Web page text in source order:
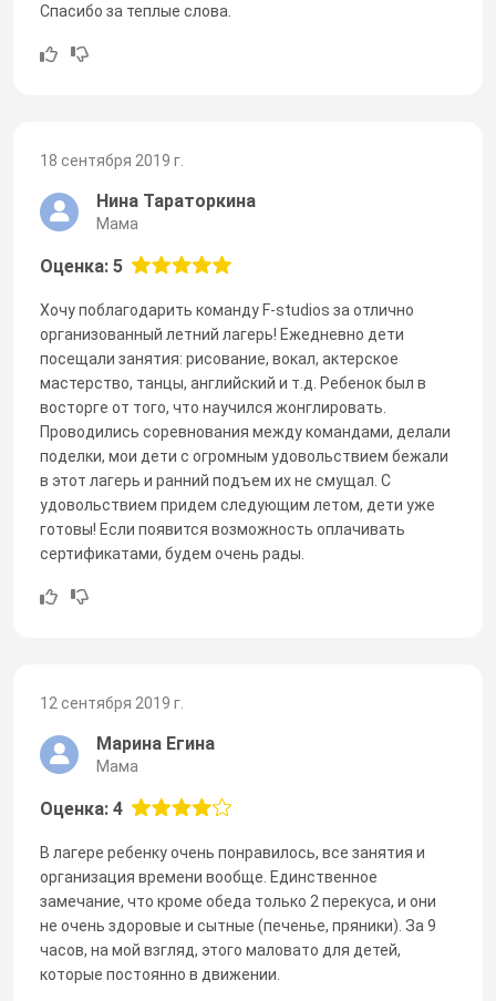
Спасибо за теплые слова.
18 сентября 2019 г.
Нина Тараторкина
Мама
Оценка: 5
Хочу поблагодарить команду F-studios за отлично
организованный летний лагерь! Ежедневно дети
посещали занятия: рисование, вокал, актерское
мастерство, танцы, английский и т.д. Ребенок был в
восторге от того, что научился жонглировать.
Проводились соревнования между командами, делали
поделки, мои дети с огромным удовольствием бежали
в этот лагерь и ранний подъем их не смущал. С
удовольствием придем следующим летом, дети уже
готовы! Если появится возможность оплачивать
сертификатами, будем очень рады.
12 сентября 2019 г.
Марина Егина
Мама
Оценка: 4
В лагере ребенку очень понравилось, все занятия и
организация времени вообще. Единственное
замечание, что кроме обеда только 2 перекуса, и они
не очень здоровые и сытные (печенье, пряники). За 9
часов, на мой взгляд, этого маловато для детей,
которые постоянно в движении.